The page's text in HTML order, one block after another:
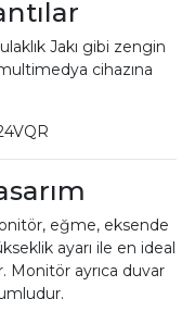
Jakı gibi zengin
cihazına
eğme, eksende
ayarı ile en ideal
Monitör ayrıca duvar